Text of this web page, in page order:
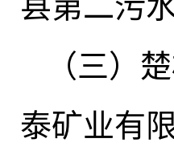
（三）
泰矿业有